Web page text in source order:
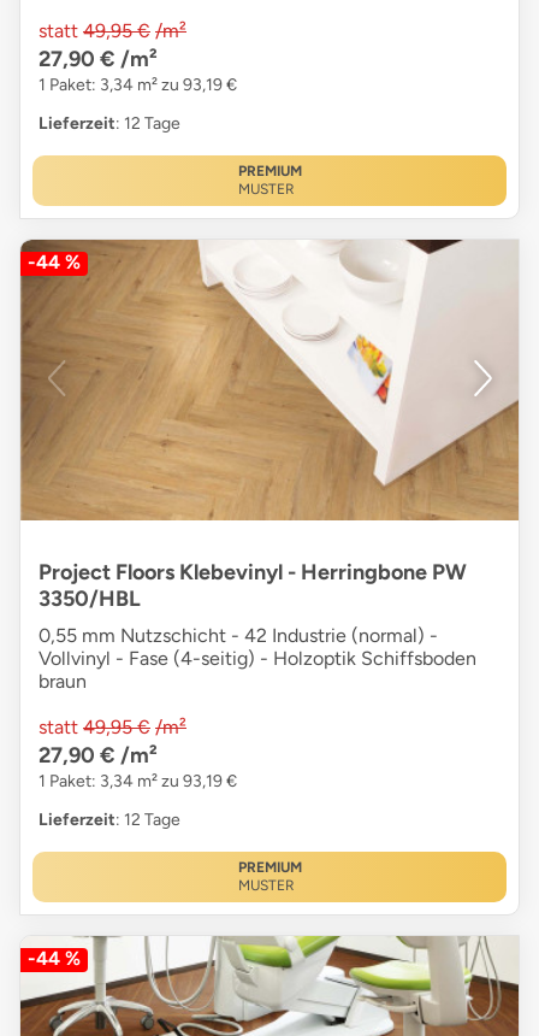
statt 49,95 € /m²
27,90 € /m²
1 Paket: 3,34 m² zu 93,19 €
Lieferzeit: 12 Tage
PREMIUM
MUSTER
-44 %
Project Floors Klebevinyl - Herringbone PW
3350/HBL
0,55 mm Nutzschicht - 42 Industrie (normal) -
Vollvinyl - Fase (4-seitig) - Holzoptik Schiffsboden
braun
statt 49,95 € /m²
27,90 € /m²
1 Paket: 3,34 m² zu 93,19 €
Lieferzeit: 12 Tage
PREMIUM
MUSTER
-44 %